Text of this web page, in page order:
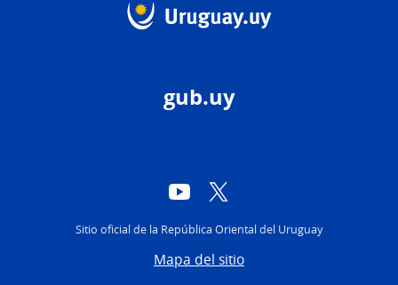
gub.uy
YouTube
Sitio oficial de la República Oriental del Uruguay
Mapa del sitio